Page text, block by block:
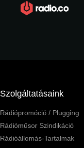
Szolgáltatásaink
Rádiópromóció / Plugging
Rádióműsor Szindikáció
Rádióállomás-Tartalmak